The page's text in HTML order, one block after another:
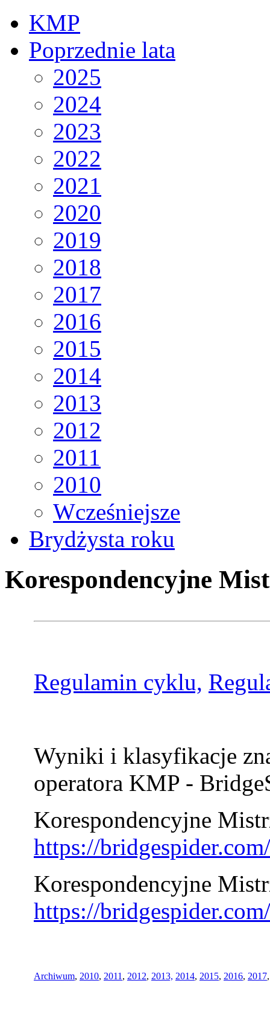
KMP
Poprzednie lata
2025
2024
2023
2022
2021
2020
2019
2018
2017
2016
2015
2014
2013
2012
2011
2010
Wcześniejsze
Brydżysta roku
Korespondencyjne
Regulamin cyklu,
Wyniki i klasyfikacje
operatora KMP -
Korespondencyjne
https://
Korespondencyjne
https://
Archiwum, 2010, 2011 , 2012, 2013, 2014, 2015, 2016, 2017